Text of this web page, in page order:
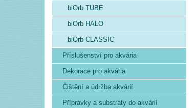
biOrb TUBE
biOrb HALO
biOrb CLASSIC
Příslušenství pro akvária
Dekorace pro akvária
Čištění a údržba akvárií
Přípravky a substráty do akvárií